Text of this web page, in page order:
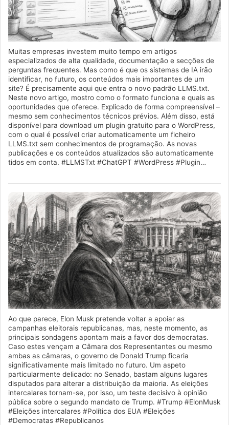
Muitas empresas investem muito tempo em artigos
especializados de alta qualidade, documentação e secções de
perguntas frequentes. Mas como é que os sistemas de IA irão
identificar, no futuro, os conteúdos mais importantes de um
site? É precisamente aqui que entra o novo padrão LLMS.txt.
Neste novo artigo, mostro como o formato funciona e quais as
oportunidades que oferece. Explicado de forma compreensível –
mesmo sem conhecimentos técnicos prévios. Além disso, está
disponível para download um plugin gratuito para o WordPress,
com o qual é possível criar automaticamente um ficheiro
LLMS.txt sem conhecimentos de programação. As novas
publicações e os conteúdos atualizados são automaticamente
tidos em conta. #LLMSTxt #ChatGPT #WordPress #Plugin…
Ao que parece, Elon Musk pretende voltar a apoiar as
campanhas eleitorais republicanas, mas, neste momento, as
principais sondagens apontam mais a favor dos democratas.
Caso estes vençam a Câmara dos Representantes ou mesmo
ambas as câmaras, o governo de Donald Trump ficaria
significativamente mais limitado no futuro. Um aspeto
particularmente delicado: no Senado, bastam alguns lugares
disputados para alterar a distribuição da maioria. As eleições
intercalares tornam-se, por isso, um teste decisivo à opinião
pública sobre o segundo mandato de Trump. #Trump #ElonMusk
#Eleições intercalares #Política dos EUA #Eleições
#Democratas #Republicanos